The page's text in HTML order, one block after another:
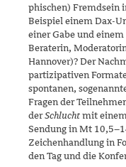
phischen) Fremdsein
Beispiel einem Dax-
einer Gabe und einem
Beraterin,
Hannover)? Der
partizipativen
spontanen,
Fragen der
derSchlucht mit
Sendung in Mt
Zeichenhandlung in
den Tag und die